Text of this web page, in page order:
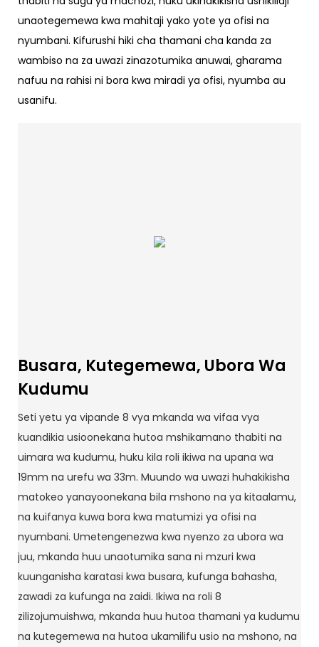
unaotegemewa kwa mahitaji yako yote ya ofisi na
nyumbani. Kifurushi hiki cha thamani cha kanda za
wambiso na za uwazi zinazotumika anuwai, gharama
nafuu na rahisi ni bora kwa miradi ya ofisi, nyumba au
usanifu.
Busara, Kutegemewa, Ubora Wa
Kudumu
Seti yetu ya vipande 8 vya mkanda wa vifaa vya
kuandikia usioonekana hutoa mshikamano thabiti na
uimara wa kudumu, huku kila roli ikiwa na upana wa
19mm na urefu wa 33m. Muundo wa uwazi huhakikisha
matokeo yanayoonekana bila mshono na ya kitaalamu,
na kuifanya kuwa bora kwa matumizi ya ofisi na
nyumbani. Umetengenezwa kwa nyenzo za ubora wa
juu, mkanda huu unaotumika sana ni mzuri kwa
kuunganisha karatasi kwa busara, kufunga bahasha,
zawadi za kufunga na zaidi. Ikiwa na roli 8
zilizojumuishwa, mkanda huu hutoa thamani ya kudumu
na kutegemewa na hutoa ukamilifu usio na mshono, na